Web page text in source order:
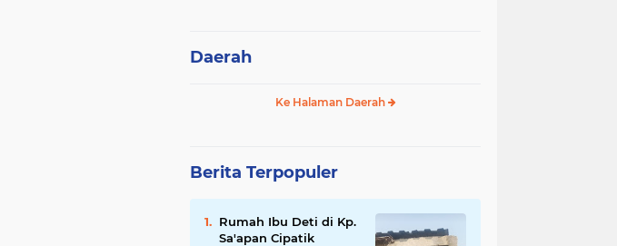
Daerah
Ke Halaman Daerah
Berita Terpopuler
Rumah Ibu Deti di Kp.
Sa'apan Cipatik